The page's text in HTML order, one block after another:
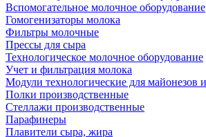
Вспомогательное молочное оборудование
Гомогенизаторы молока
Фильтры молочные
Прессы для сыра
Технологическое молочное оборудование
Учет и фильтрация молока
Модули технологические для майонезов
Полки производственные
Стеллажи производственные
Парафинеры
Плавители сыра, жира